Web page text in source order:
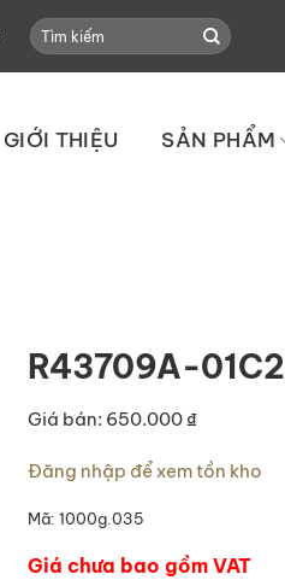
Search
for:
GIỚI THIỆU SẢN PHẨM
R43709A-01C2
Giá bán: 650.000 ₫
Đăng nhập để xem tồn kho
Mã: 1000g.035
Giá chưa bao gồm VAT